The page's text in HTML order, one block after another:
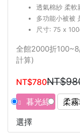
透氣棉紗 柔軟
多功能小被被
尺寸: 75 x
全館2000折
計算)
NT$780
暮光綠 柔
選擇